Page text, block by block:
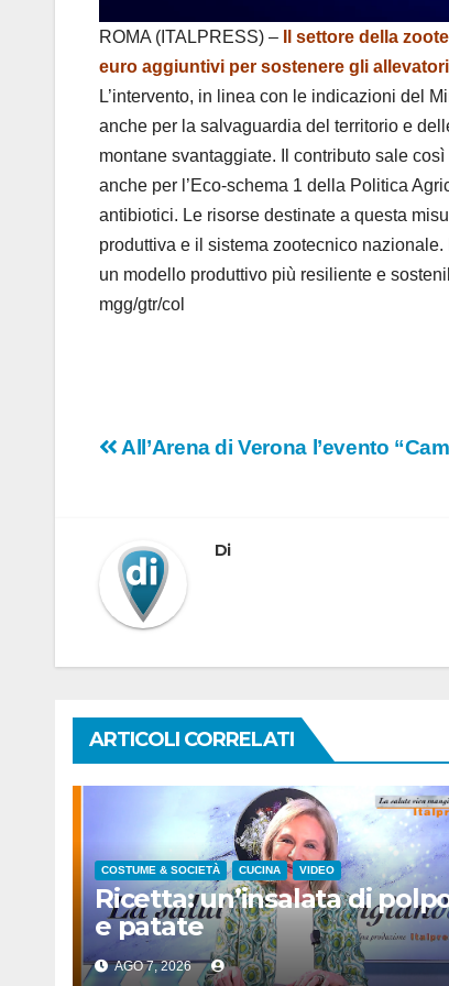
ROMA (ITALPRESS) –
Il settore della
euro aggiuntivi per sostenere gli
L’intervento, in linea con le indicazioni del
anche per la salvaguardia del territorio e
montane svantaggiate. Il contributo sale
anche per l’Eco-schema 1 della Politica
antibiotici. Le risorse destinate a questa
produttiva e il sistema zootecnico
un modello produttivo più resiliente e
mgg/gtr/col
Navigazione
All’Arena di Verona l’evento
Di
ARTICOLI CORRELATI
COSTUME & SOCIETÀ CUCINA VIDEO
Ricetta: un’insalata di
e patate
AGO 7, 2026